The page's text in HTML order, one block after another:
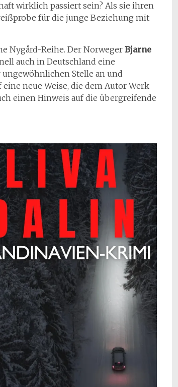
wirklich passiert sein? Als sie ihren
für die junge Beziehung mit
Nygård-Reihe. Der Norweger Bjarne
auch in Deutschland eine
ungewöhnlichen Stelle an und
neue Weise, die dem Autor Werk
einen Hinweis auf die übergreifende